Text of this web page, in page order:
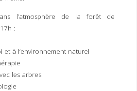
l’atmosphère de la forêt de
:
à l’environnement naturel
les arbres